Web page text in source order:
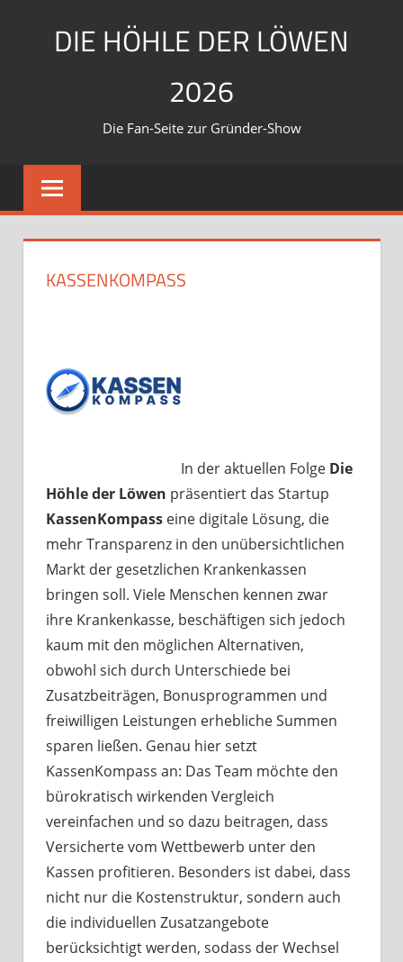
DIE HÖHLE DER LÖWEN
2026
Die Fan-Seite zur Gründer-Show
KASSENKOMPASS
In der aktuellen Folge Die
Höhle der Löwen präsentiert das Startup
KassenKompass eine digitale Lösung, die
mehr Transparenz in den unübersichtlichen
Markt der gesetzlichen Krankenkassen
bringen soll. Viele Menschen kennen zwar
ihre Krankenkasse, beschäftigen sich jedoch
kaum mit den möglichen Alternativen,
obwohl sich durch Unterschiede bei
Zusatzbeiträgen, Bonusprogrammen und
freiwilligen Leistungen erhebliche Summen
sparen ließen. Genau hier setzt
KassenKompass an: Das Team möchte den
bürokratisch wirkenden Vergleich
vereinfachen und so dazu beitragen, dass
Versicherte vom Wettbewerb unter den
Kassen profitieren. Besonders ist dabei, dass
nicht nur die Kostenstruktur, sondern auch
die individuellen Zusatzangebote
berücksichtigt werden, sodass der Wechsel